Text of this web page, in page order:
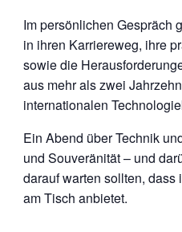
Im persönlichen Gespräch
in ihren Karriereweg, ihre
sowie die
aus mehr als zwei
internationalen
Ein Abend über Technik
und Souveränität – und
darauf warten sollten,
am Tisch anbietet.